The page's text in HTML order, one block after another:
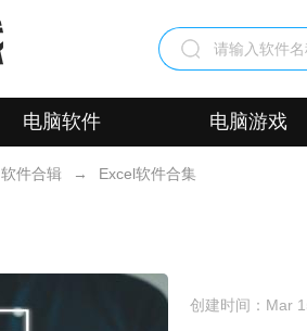
电脑软件 电脑游戏
软件合辑 → Excel软件合集
创建时间： Mar